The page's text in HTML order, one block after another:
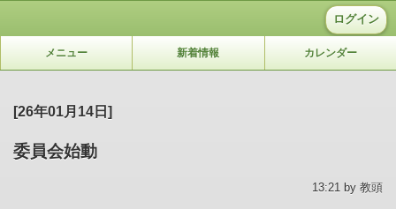
ログイン
メニュー 新着情報 カレンダー
[26年01月14日]
委員会始動
13:21 by 教頭